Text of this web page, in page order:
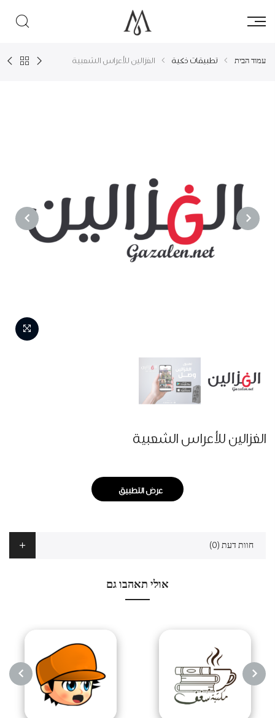
עמוד הבית تطبيقات ذكية الغزالين للأعراس الشعبية
NEXT
الغزالين للأعراس الشعبية
عرض التطبيق
חוות דעת (0)
אולי תאהבו גם
PREVIOUS